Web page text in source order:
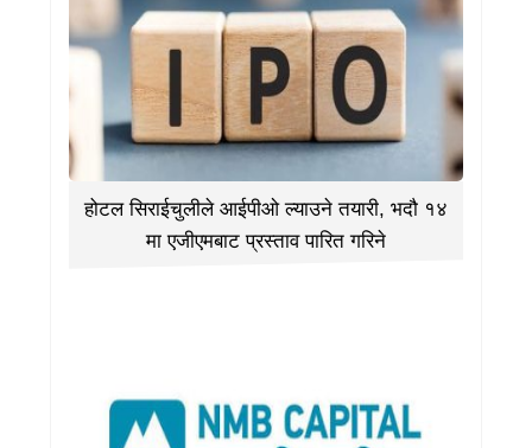
होटल सिराईचुलीले आईपीओ ल्याउने तयारी, भदौ १४
मा एजीएमबाट प्रस्ताव पारित गरिने